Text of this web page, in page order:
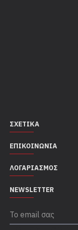
ΣΧΕΤΙΚΆ
ΕΠΙΚΟΙΝΩΝΊΑ
ΛΟΓΑΡΙΑΣΜΌΣ
NEWSLETTER